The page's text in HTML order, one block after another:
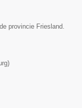
provincie Friesland.
)